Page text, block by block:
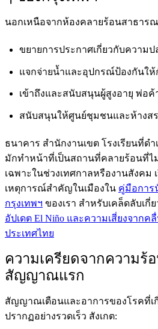
นอกเหนือจากห้องคลายร้อนสาธารณ
ขยายการประกาศเกี่ยวกับความ
แจกจ่ายน้ำและอุปกรณ์ป้องกันให้
เข้าถึงและสนับสนุนผู้สูงอายุ พ่อ
สนับสนุนให้ศูนย์ชุมชนและห้างส
ธนาคาร สำนักงานเขต โรงเรียนที่ด
มักทำหน้าที่เป็นสถานที่คลายร้อนที่ไ
เฉพาะในช่วงเทศกาลหรืองานสังคม
เหตุการณ์สำคัญในเมืองใน คู่มือการ
กรุงเทพฯ ของเรา สำหรับเคล็ดลับเ
อัปเดต El Niño และความเสี่ยงจาก
ประเทศไทย
ความเครียดจากความร้
สัญญาณแรก
สัญญาณเตือนและอาการของโรคที่เ
ปรากฏอย่างรวดเร็ว สังเกต: